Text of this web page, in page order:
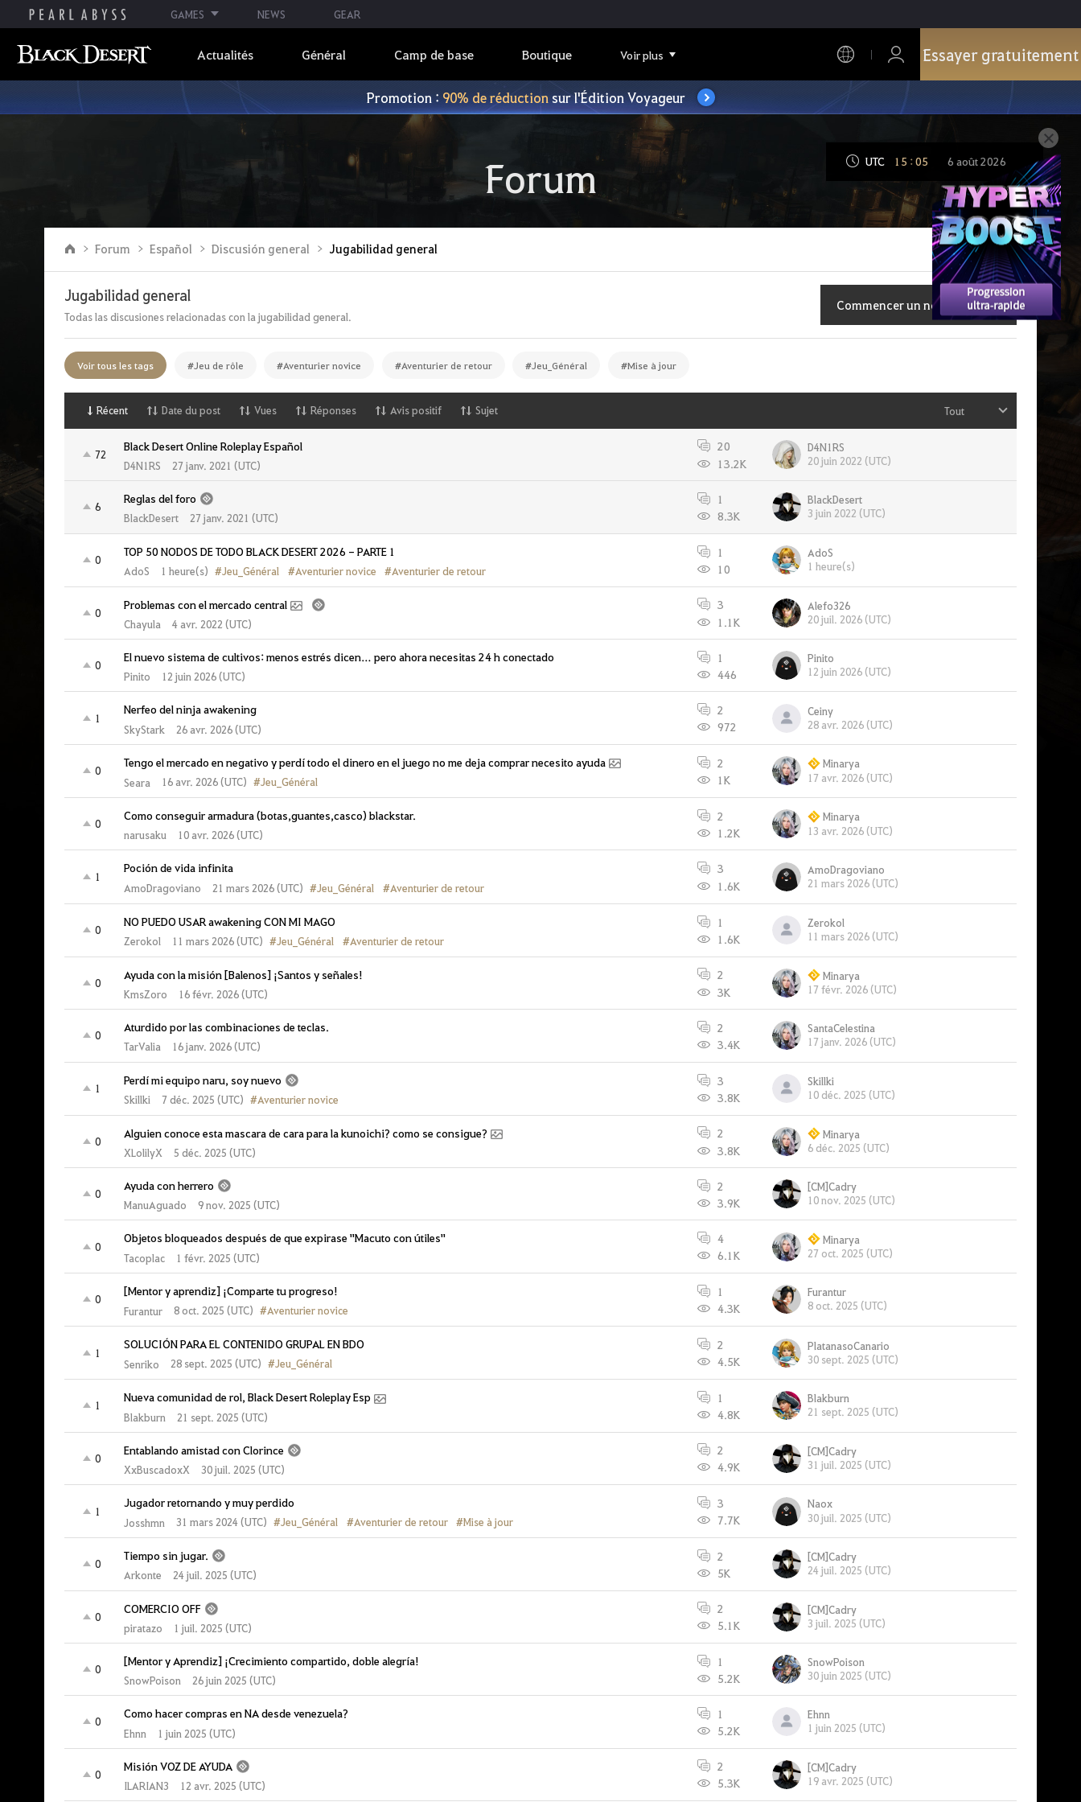
GAMES NEWS GEAR
Actualités Général Camp de base Boutique Voir plus Essayer gratuitement
Promotion : 90% de réductionsur l'Édition Voyageur
Forum UTC 15 :05 6 août 2026
A
l
r
l
a
g
e
p
n
Forum Español Discusión general Jugabilidad general
Jugabilidad general
Todas las discusiones relacionadas con la jugabilidad general.
Commencer un nouveau sujet
Voir tous les tags #Jeu de rôle #Aventurier novice #Aventurier de retour #Jeu_Général #Mise à jour
Récent Date du post Vues Réponses Avis positif Sujet Tout
72
Black Desert Online Roleplay Español
D4N1RS 27 janv. 2021 (UTC)
20
13.2K
D4N1RS
20 juin 2022 (UTC)
6
Reglas del foro
BlackDesert 27 janv. 2021 (UTC)
1
8.3K
BlackDesert
3 juin 2022 (UTC)
0
TOP 50 NODOS DE TODO BLACK DESERT 2026 - PARTE 1
AdoS 1 heure(s) #Jeu_Général #Aventurier novice #Aventurier de retour
1
10
AdoS
1 heure(s)
0
Problemas con el mercado central
Chayula 4 avr. 2022 (UTC)
3
1.1K
Alefo326
20 juil. 2026 (UTC)
0
El nuevo sistema de cultivos: menos estrés dicen… pero ahora necesitas 24 h conectado
Pinito 12 juin 2026 (UTC)
1
446
Pinito
12 juin 2026 (UTC)
1
Nerfeo del ninja awakening
SkyStark 26 avr. 2026 (UTC)
2
972
Ceiny
28 avr. 2026 (UTC)
0
Tengo el mercado en negativo y perdí todo el dinero en el juego no me deja comprar necesito ayuda
Seara 16 avr. 2026 (UTC) #Jeu_Général
2
1K
Minarya
17 avr. 2026 (UTC)
0
Como conseguir armadura (botas,guantes,casco) blackstar.
narusaku 10 avr. 2026 (UTC)
2
1.2K
Minarya
13 avr. 2026 (UTC)
1
Poción de vida infinita
AmoDragoviano 21 mars 2026 (UTC) #Jeu_Général #Aventurier de retour
3
1.6K
AmoDragoviano
21 mars 2026 (UTC)
0
NO PUEDO USAR awakening CON MI MAGO
Zerokol 11 mars 2026 (UTC) #Jeu_Général #Aventurier de retour
1
1.6K
Zerokol
11 mars 2026 (UTC)
0
Ayuda con la misión [Balenos] ¡Santos y señales!
KmsZoro 16 févr. 2026 (UTC)
2
3K
Minarya
17 févr. 2026 (UTC)
0
Aturdido por las combinaciones de teclas.
TarValia 16 janv. 2026 (UTC)
2
3.4K
SantaCelestina
17 janv. 2026 (UTC)
1
Perdí mi equipo naru, soy nuevo
Skillki 7 déc. 2025 (UTC) #Aventurier novice
3
3.8K
Skillki
10 déc. 2025 (UTC)
0
Alguien conoce esta mascara de cara para la kunoichi? como se consigue?
XLolilyX 5 déc. 2025 (UTC)
2
3.8K
Minarya
6 déc. 2025 (UTC)
0
Ayuda con herrero
ManuAguado 9 nov. 2025 (UTC)
2
3.9K
[CM]Cadry
10 nov. 2025 (UTC)
0
Objetos bloqueados después de que expirase "Macuto con útiles"
Tacoplac 1 févr. 2025 (UTC)
4
6.1K
Minarya
27 oct. 2025 (UTC)
0
[Mentor y aprendiz] ¡Comparte tu progreso!
Furantur 8 oct. 2025 (UTC) #Aventurier novice
1
4.3K
Furantur
8 oct. 2025 (UTC)
1
SOLUCIÓN PARA EL CONTENIDO GRUPAL EN BDO
Senriko 28 sept. 2025 (UTC) #Jeu_Général
2
4.5K
PlatanasoCanario
30 sept. 2025 (UTC)
1
Nueva comunidad de rol, Black Desert Roleplay Esp
Blakburn 21 sept. 2025 (UTC)
1
4.8K
Blakburn
21 sept. 2025 (UTC)
0
Entablando amistad con Clorince
XxBuscadoxX 30 juil. 2025 (UTC)
2
4.9K
[CM]Cadry
31 juil. 2025 (UTC)
1
Jugador retornando y muy perdido
Josshmn 31 mars 2024 (UTC) #Jeu_Général #Aventurier de retour #Mise à jour
3
7.7K
Naox
30 juil. 2025 (UTC)
0
Tiempo sin jugar.
Arkonte 24 juil. 2025 (UTC)
2
5K
[CM]Cadry
24 juil. 2025 (UTC)
0
COMERCIO OFF
piratazo 1 juil. 2025 (UTC)
2
5.1K
[CM]Cadry
3 juil. 2025 (UTC)
0
[Mentor y Aprendiz] ¡Crecimiento compartido, doble alegría!
SnowPoison 26 juin 2025 (UTC)
1
5.2K
SnowPoison
30 juin 2025 (UTC)
0
Como hacer compras en NA desde venezuela?
Ehnn 1 juin 2025 (UTC)
1
5.2K
Ehnn
1 juin 2025 (UTC)
0
Misión VOZ DE AYUDA
ILARIAN3 12 avr. 2025 (UTC)
2
5.3K
[CM]Cadry
19 avr. 2025 (UTC)